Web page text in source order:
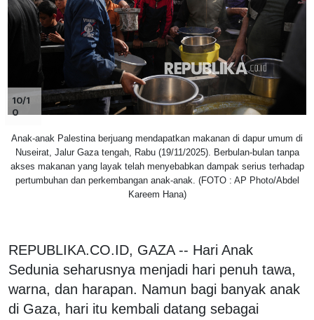
10/1
0
Anak-anak Palestina berjuang mendapatkan makanan di dapur umum di
Nuseirat, Jalur Gaza tengah, Rabu (19/11/2025). Berbulan-bulan tanpa
akses makanan yang layak telah menyebabkan dampak serius terhadap
pertumbuhan dan perkembangan anak-anak. (FOTO : AP Photo/Abdel
Kareem Hana)
REPUBLIKA.CO.ID, GAZA -- Hari Anak
Sedunia seharusnya menjadi hari penuh tawa,
warna, dan harapan. Namun bagi banyak anak
di Gaza, hari itu kembali datang sebagai